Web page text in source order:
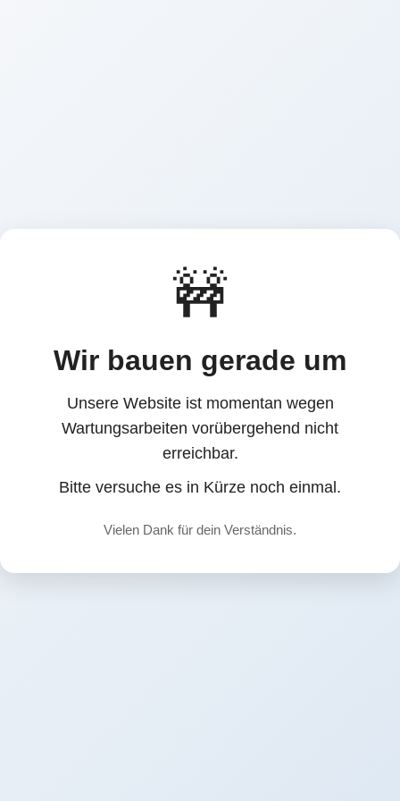
🚧
Wir bauen gerade um
Unsere Website ist momentan wegen
Wartungsarbeiten vorübergehend nicht
erreichbar.
Bitte versuche es in Kürze noch einmal.
Vielen Dank für dein Verständnis.